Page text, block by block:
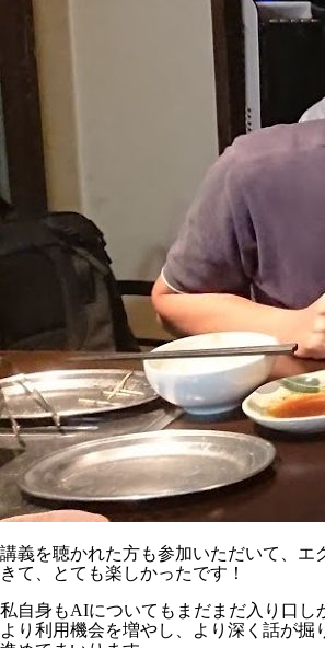
講義を聴かれた方も参加いただいて、エ
きて、とても楽しかったです！
私自身もAIについてもまだまだ入り口し
より利用機会を増やし、より深く話が掘